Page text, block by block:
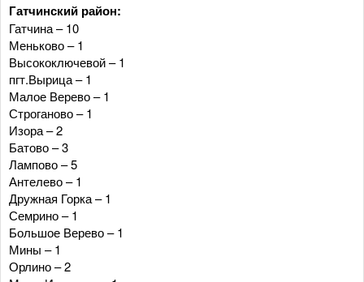
Гатчинский район:
Гатчина – 10
Меньково – 1
Высокоключевой – 1
пгт.Вырица – 1
Малое Верево – 1
Строганово – 1
Изора – 2
Батово – 3
Лампово – 5
Антелево – 1
Дружная Горка – 1
Семрино – 1
Большое Верево – 1
Мины – 1
Орлино – 2